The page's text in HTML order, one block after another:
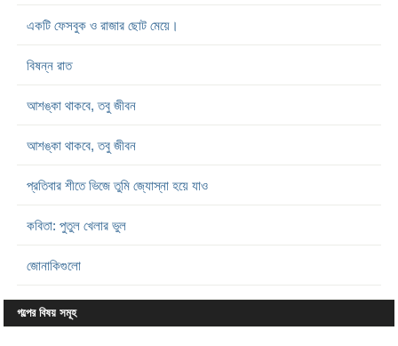
একটি ফেসবুক ও রাজার ছোট মেয়ে।
বিষন্ন রাত
আশঙ্কা থাকবে, তবু জীবন
আশঙ্কা থাকবে, তবু জীবন
প্রতিবার শীতে ভিজে তুমি জ্যোস্না হয়ে যাও
কবিতা: পুতুল খেলার ভুল
জোনাকিগুলো
গল্পের বিষয় সমূহ